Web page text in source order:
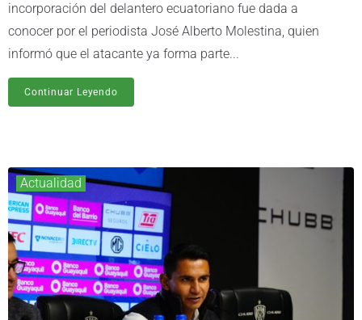
incorporación del delantero ecuatoriano fue dada a
conocer por el periodista José Alberto Molestina, quien
informó que el atacante ya forma parte...
Continuar Leyendo
Actualidad